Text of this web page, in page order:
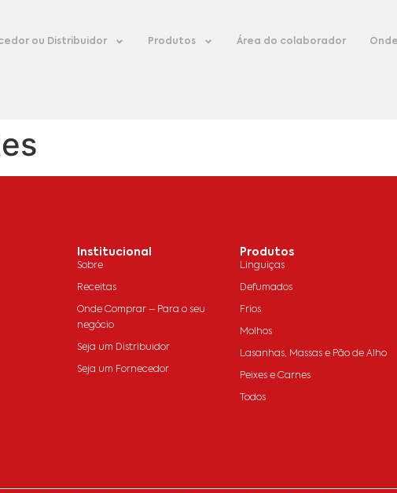
ou Distribuidor Produtos Área do colaborador
Institucional
Sobre
Receitas
Onde Comprar – Para o seu
negócio
Seja um Distribuidor
Seja um Fornecedor
Produtos
Linguiças
Defumados
Frios
Molhos
Lasanhas, Massas e Pão de Alho
Peixes e Carnes
Todos